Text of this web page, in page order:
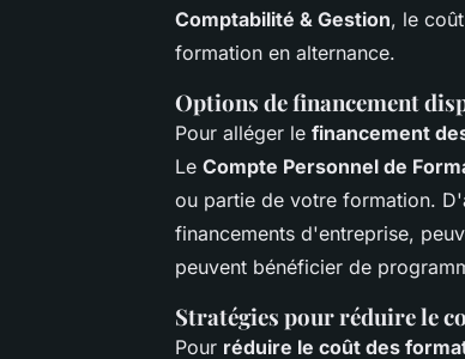
Comptabilité & Gestion, le
formation en alternance.
Options de financement
Pour alléger le financement
Le Compte Personnel de
ou partie de votre formation.
financements d'entreprise,
peuvent bénéficier de
Stratégies pour réduire le
Pour réduire le coût des